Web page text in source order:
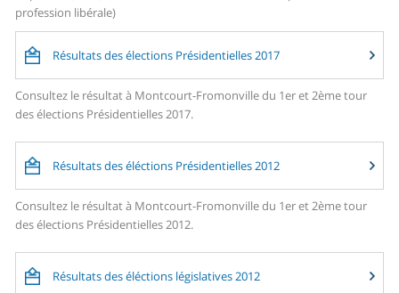
profession libérale)
Résultats des élections Présidentielles 2017
Consultez le résultat à Montcourt-Fromonville du 1er et 2ème tour
des élections Présidentielles 2017.
Résultats des éléctions Présidentielles 2012
Consultez le résultat à Montcourt-Fromonville du 1er et 2ème tour
des élections Présidentielles 2012.
Résultats des éléctions législatives 2012